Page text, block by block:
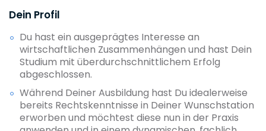
Dein Profil
Du hast ein ausgeprägtes Interesse an
wirtschaftlichen Zusammenhängen und hast Dein
Studium mit überdurchschnittlichem Erfolg
abgeschlossen.
Während Deiner Ausbildung hast Du idealerweise
bereits Rechtskenntnisse in Deiner Wunschstation
erworben und möchtest diese nun in der Praxis